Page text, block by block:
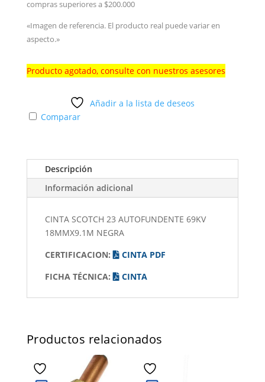
compras superiores a $200.000
«Imagen de referencia. El producto real puede variar en
aspecto.»
Producto agotado, consulte con nuestros asesores
Añadir a la lista de deseos
Comparar
Descripción
Información adicional
CINTA SCOTCH 23 AUTOFUNDENTE 69KV
18MMX9.1M NEGRA
CERTIFICACION:
CINTA PDF
FICHA TÉCNICA:
CINTA
Productos relacionados